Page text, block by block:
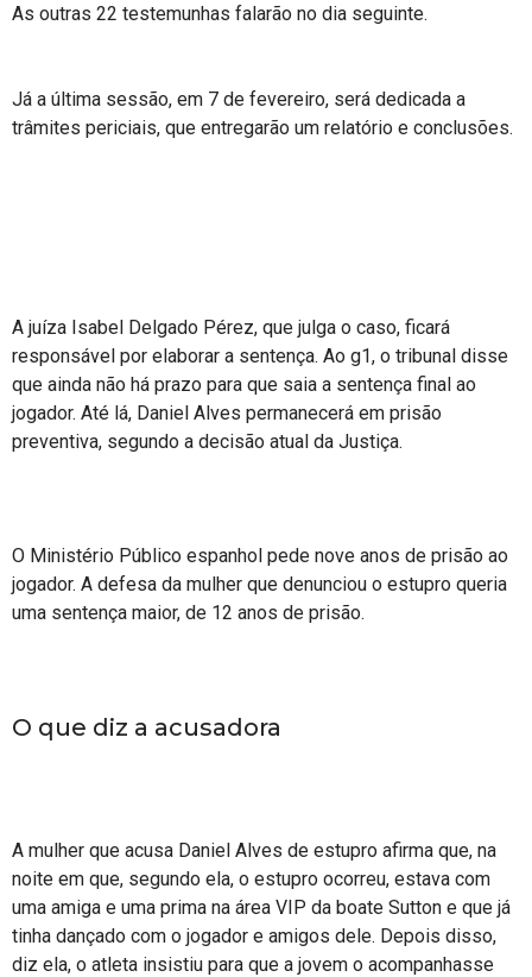
As outras 22 testemunhas falarão no dia seguinte.
Já a última sessão, em 7 de fevereiro, será dedicada a
trâmites periciais, que entregarão um relatório e conclusões.
A juíza Isabel Delgado Pérez, que julga o caso, ficará
responsável por elaborar a sentença. Ao g1, o tribunal disse
que ainda não há prazo para que saia a sentença final ao
jogador. Até lá, Daniel Alves permanecerá em prisão
preventiva, segundo a decisão atual da Justiça.
O Ministério Público espanhol pede nove anos de prisão ao
jogador. A defesa da mulher que denunciou o estupro queria
uma sentença maior, de 12 anos de prisão.
O que diz a acusadora
A mulher que acusa Daniel Alves de estupro afirma que, na
noite em que, segundo ela, o estupro ocorreu, estava com
uma amiga e uma prima na área VIP da boate Sutton e que já
tinha dançado com o jogador e amigos dele. Depois disso,
diz ela, o atleta insistiu para que a jovem o acompanhasse